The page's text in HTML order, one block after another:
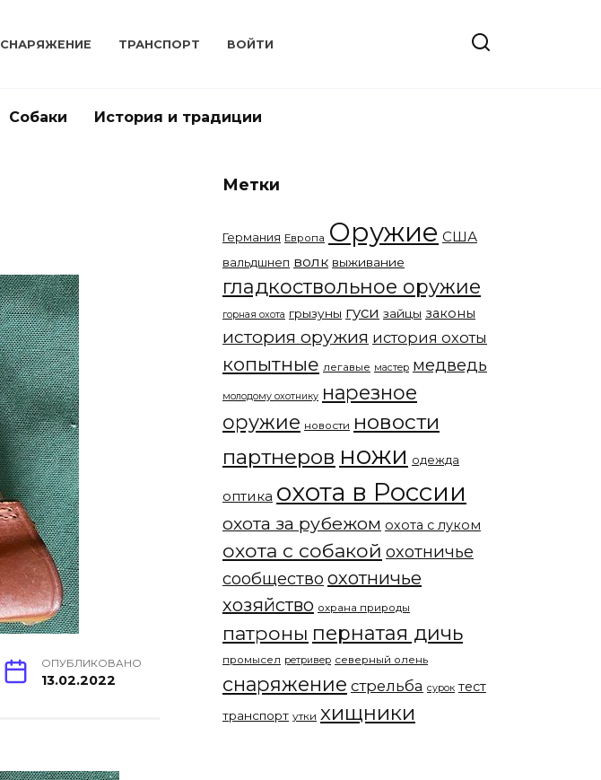
СНАРЯЖЕНИЕ ТРАНСПОРТ ВОЙТИ
Собаки История и традиции
ОПУБЛИКОВАНО
13.02.2022
Метки
Германия Европа Оружие США
вальдшнеп волк выживание
гладкоствольное оружие
горная охота грызуны гуси зайцы законы
история оружия история охоты
копытные легавые мастер медведь
молодому охотнику нарезное
оружие новости новости
партнеров ножи одежда
оптика охота в России
охота за рубежом охота с луком
охота с собакой охотничье
сообщество охотничье
хозяйство охрана природы
патроны пернатая дичь
промысел ретривер северный олень
снаряжение стрельба сурок тест
транспорт утки хищники